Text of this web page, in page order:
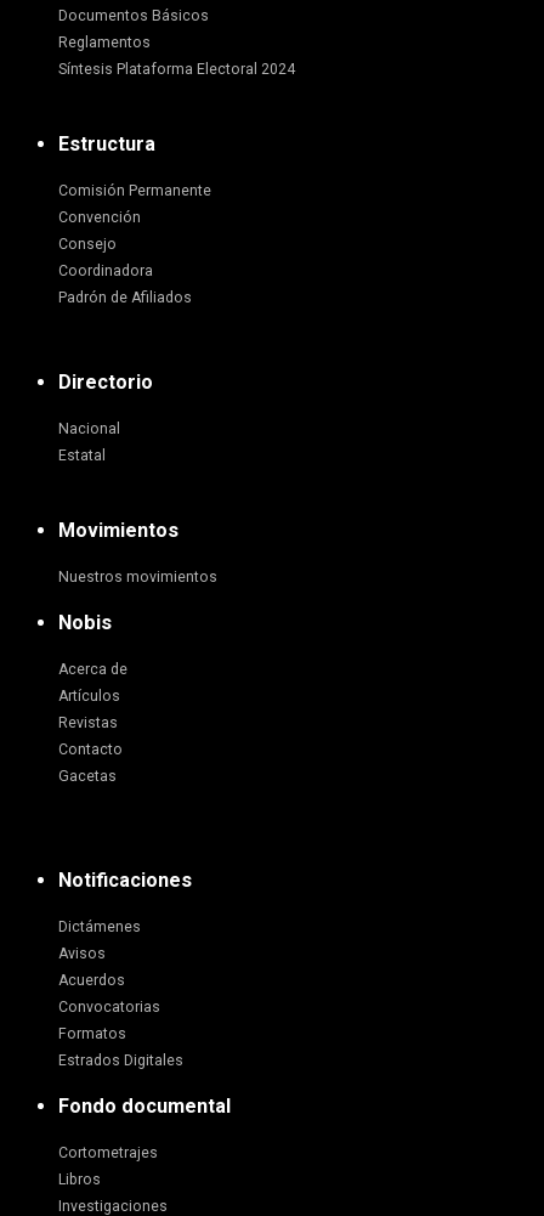
Documentos Básicos
Reglamentos
Síntesis Plataforma Electoral 2024
Estructura
Comisión Permanente
Convención
Consejo
Coordinadora
Padrón de Afiliados
Directorio
Nacional
Estatal
Movimientos
Nuestros movimientos
Nobis
Acerca de
Artículos
Revistas
Contacto
Gacetas
Notificaciones
Dictámenes
Avisos
Acuerdos
Convocatorias
Formatos
Estrados Digitales
Fondo documental
Cortometrajes
Libros
Investigaciones